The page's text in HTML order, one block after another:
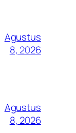
Agustus
8, 2026
Agustus
8, 2026